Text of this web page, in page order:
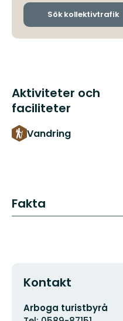
Sök kollektivtrafik
Aktiviteter och
faciliteter
Vandring
Fakta
Kontakt
Adress
Arboga turistbyrå